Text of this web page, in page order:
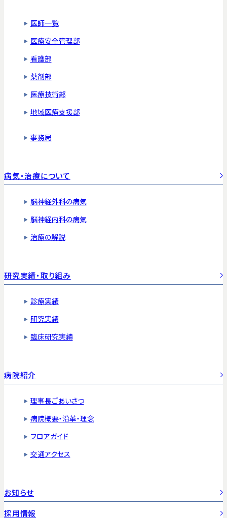
医師一覧
医療安全管理部
看護部
薬剤部
医療技術部
地域医療支援部
事務局
病気・治療について
脳神経外科の病気
脳神経内科の病気
治療の解説
研究実績・取り組み
診療実績
研究実績
臨床研究実績
病院紹介
理事長ごあいさつ
病院概要・沿革・理念
フロアガイド
交通アクセス
お知らせ
採用情報